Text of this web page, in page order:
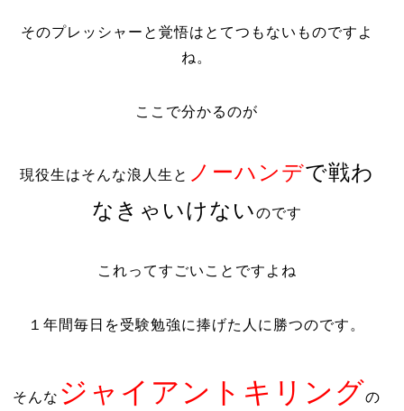
そのプレッシャーと覚悟はとてつもないものですよ
ね。
ここで分かるのが
現役生はそんな浪人生と ノーハンデで戦わ
なきゃいけないのです
これってすごいことですよね
１年間毎日を受験勉強に捧げた人に勝つのです。
そんな ジャイアントキリングの